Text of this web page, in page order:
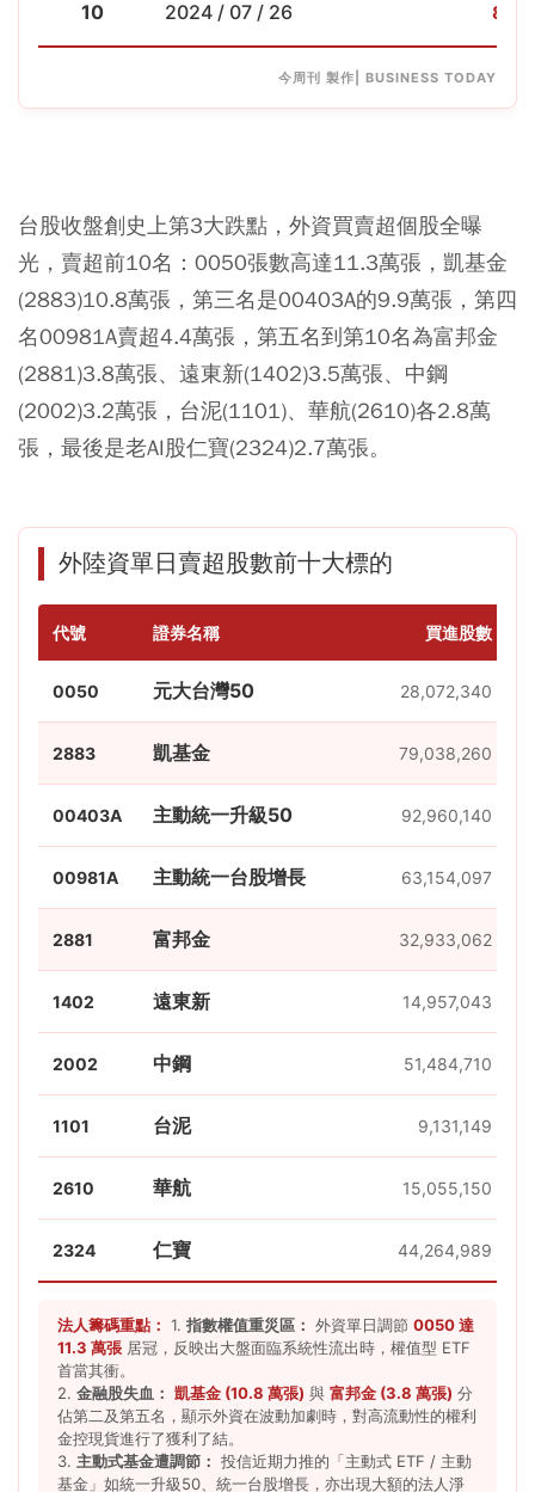
10 2024 / 07 / 26
今周刊 製作| BUSINESS TODAY
台股收盤創史上第3大跌點，外資買賣超個股全曝
光，賣超前10名：0050張數高達11.3萬張，凱基金
(2883)10.8萬張，第三名是00403A的9.9萬張，第四
名00981A賣超4.4萬張，第五名到第10名為富邦金
(2881)3.8萬張、遠東新(1402)3.5萬張、中鋼
(2002)3.2萬張，台泥(1101)、華航(2610)各2.8萬
張，最後是老AI股仁寶(2324)2.7萬張。
外陸資單日賣超股數前十大標的
代號 證券名稱 買進股數
0050 元大台灣50 28,072,340
2883 凱基金 79,038,260
00403A 主動統一升級50 92,960,140
00981A 主動統一台股增長 63,154,097
2881 富邦金 32,933,062
1402 遠東新 14,957,043
2002 中鋼 51,484,710
1101 台泥 9,131,149
2610 華航 15,055,150
2324 仁寶 44,264,989
法人籌碼重點： 1. 指數權值重災區： 外資單日調節 0050 達
11.3 萬張 居冠，反映出大盤面臨系統性流出時，權值型 ETF
首當其衝。
2. 金融股失血： 凱基金 (10.8 萬張) 與 富邦金 (3.8 萬張) 分
佔第二及第五名，顯示外資在波動加劇時，對高流動性的權利
金控現貨進行了獲利了結。
3. 主動式基金遭調節： 投信近期力推的「主動式 ETF / 主動
基金」如統一升級50、統一台股增長，亦出現大額的法人淨